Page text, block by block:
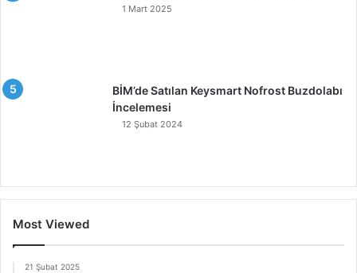
1 Mart 2025
BİM’de Satılan Keysmart Nofrost Buzdolabı
İncelemesi
12 Şubat 2024
Most Viewed
21 Şubat 2025